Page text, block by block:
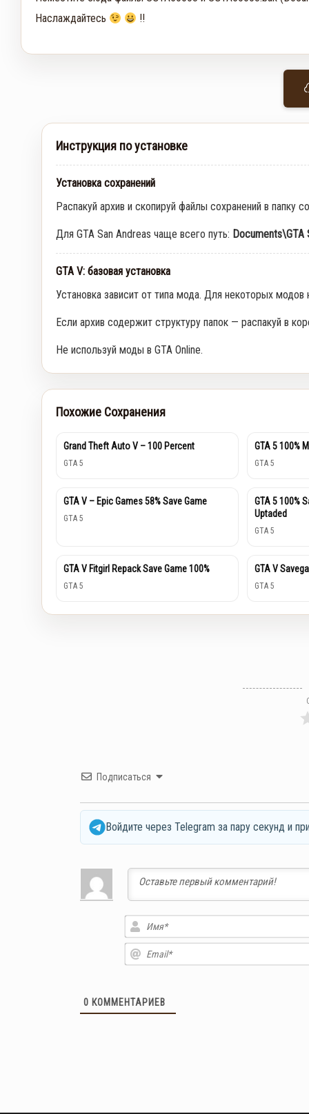
Наслаждайтесь
!!
Инструкция по установке
Установка сохранений
Распакуй архив и скопируй файлы сохранений в папку
Для GTA San Andreas чаще всего путь: Documents\GTA
GTA V: базовая установка
Установка зависит от типа мода. Для некоторых
Если архив содержит структуру папок — распакуй в
Не используй моды в GTA Online.
Похожие Сохранения
Grand Theft Auto V – 100 Percent
GTA 5
GTA 5 100%
GTA 5
GTA V – Epic Games 58% Save Game
GTA 5
GTA 5 100%
Uptaded
GTA 5
GTA V Fitgirl Repack Save Game 100%
GTA 5
GTA V
GTA 5
Подписаться
Войдите через Telegram за пару секунд и
0 КОММЕНТАРИЕВ